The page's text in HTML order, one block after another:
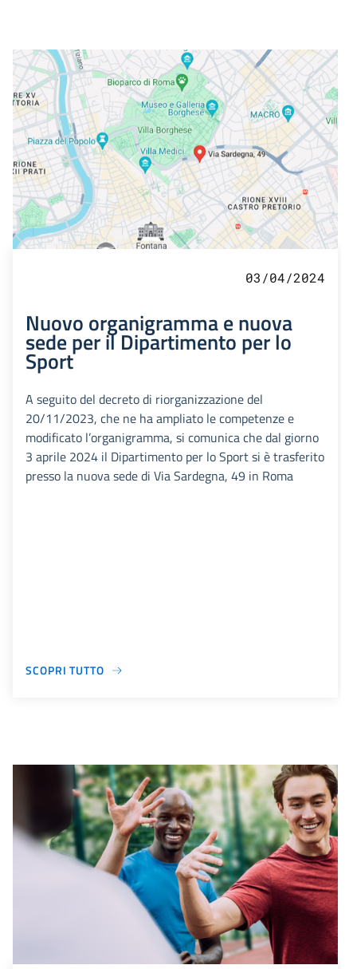
03/04/2024
Nuovo organigramma e nuova
sede per il Dipartimento per lo
Sport
A seguito del decreto di riorganizzazione del
20/11/2023, che ne ha ampliato le competenze e
modificato l’organigramma, si comunica che dal giorno
3 aprile 2024 il Dipartimento per lo Sport si è trasferito
presso la nuova sede di Via Sardegna, 49 in Roma
SCOPRI TUTTO